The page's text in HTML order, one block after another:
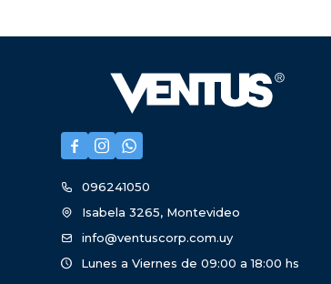
  
096241050
Isabela 3265, Montevideo
info@ventuscorp.com.uy
Lunes a Viernes de 09:00 a 18:00 hs